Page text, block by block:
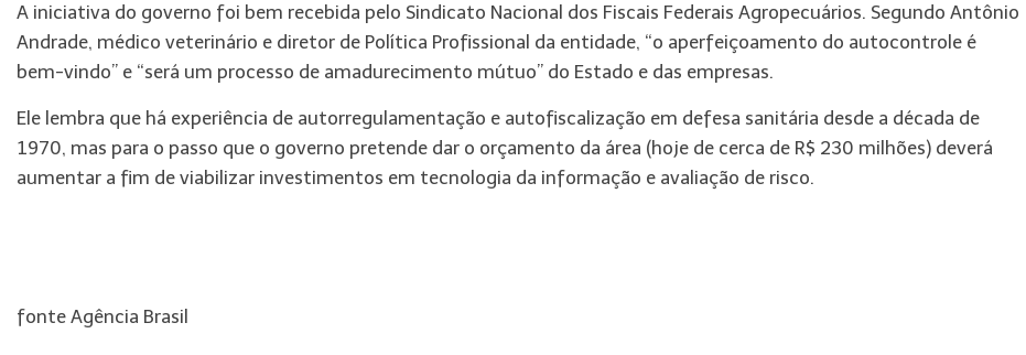
A iniciativa do governo foi bem recebida pelo Sindicato Nacional dos Fiscais Federais Agropecuários. Segundo Antônio
Andrade, médico veterinário e diretor de Política Profissional da entidade, “o aperfeiçoamento do autocontrole é
bem-vindo” e “será um processo de amadurecimento mútuo” do Estado e das empresas.
Ele lembra que há experiência de autorregulamentação e autofiscalização em defesa sanitária desde a década de
1970, mas para o passo que o governo pretende dar o orçamento da área (hoje de cerca de R$ 230 milhões) deverá
aumentar a fim de viabilizar investimentos em tecnologia da informação e avaliação de risco.
fonte Agência Brasil